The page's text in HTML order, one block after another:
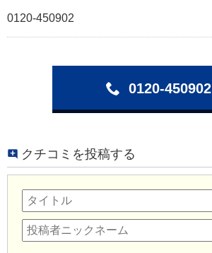
0120-450902
0120-450902
クチコミを投稿する